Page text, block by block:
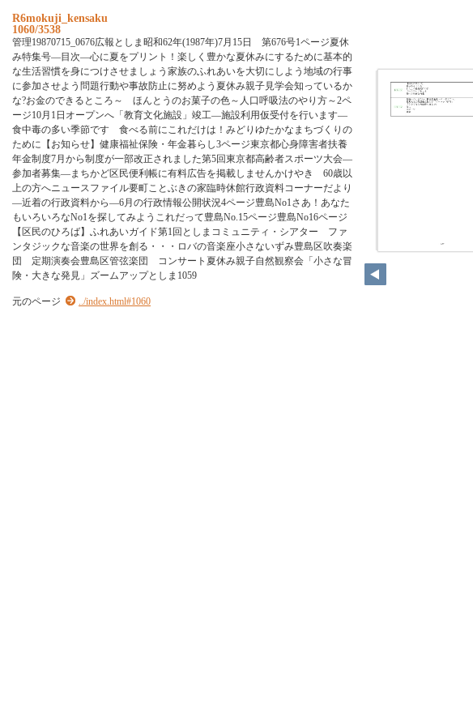
R6mokuji_kensaku
1060/3538
管理19870715_0676広報としま昭和62年(1987年)7月15日 第676号1ページ夏休
み特集号―目次―心に夏をプリント！楽しく豊かな夏休みにするために基本的
な生活習慣を身につけさせましょう家族のふれあいを大切にしよう地域の行事
に参加させよう問題行動や事故防止に努めよう夏休み親子見学会知っているか
な?お金のできるところ～ ほんとうのお菓子の色～人口呼吸法のやり方～2ペ
ージ10月1日オープンへ「教育文化施設」竣工―施設利用仮受付を行います―
食中毒の多い季節です 食べる前にこれだけは！みどりゆたかなまちづくりの
ために【お知らせ】健康福祉保険・年金暮らし3ページ東京都心身障害者扶養
年金制度7月から制度が一部改正されました第5回東京都高齢者スポーツ大会―
参加者募集―まちかど区民便利帳に有料広告を掲載しませんかけやき 60歳以
上の方へニュースファイル要町ことぶきの家臨時休館行政資料コーナーだより
―近着の行政資料から―6月の行政情報公開状況4ページ豊島No1さあ！あなた
もいろいろなNo1を探してみようこれだって豊島No.15ページ豊島No16ページ
【区民のひろば】ふれあいガイド第1回としまコミュニティ・シアター ファ
ンタジックな音楽の世界を創る・・・ロバの音楽座小さないずみ豊島区吹奏楽
団 定期演奏会豊島区管弦楽団 コンサート夏休み親子自然観察会「小さな冒
険・大きな発見」ズームアップとしま1059
元のページ ../index.html#1060